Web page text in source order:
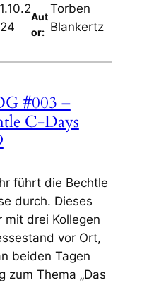
Aut
or:
Torben
Blankertz
#003 –
C-Days
führt die Bechtle
durch. Dieses
mit drei Kollegen
vor Ort,
beiden Tagen
zum Thema „Das